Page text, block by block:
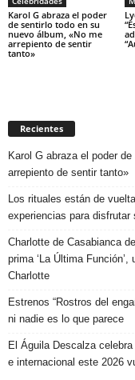
Karol G abraza el poder
de sentirlo todo en su
nuevo álbum, «No me
arrepiento de sentir
tanto»
Recientes
Karol G abraza el poder
arrepiento de sentir tanto»
Los rituales están de
experiencias para disfrutar
Charlotte de Casabianca
prima ‘La Última
Charlotte
Estrenos “Rostros del
ni nadie es lo que parece
El Águila Descalza
e internacional este 2026